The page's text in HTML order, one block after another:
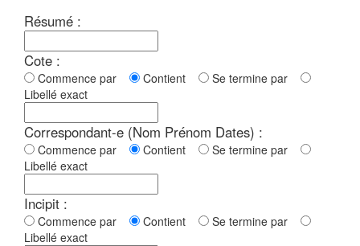
Résumé :
Cote :
Commence par Contient
Se termine par
Libellé exact
Correspondant-e (Nom Prénom Dates) :
Commence par Contient
Se termine par
Libellé exact
Incipit :
Commence par Contient
Se termine par
Libellé exact